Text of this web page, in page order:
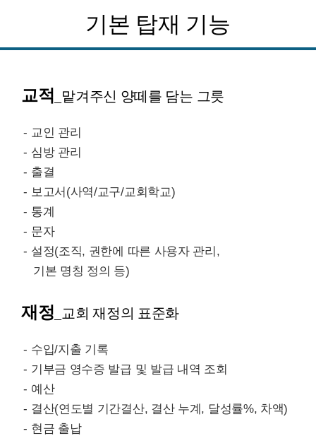
기본 탑재 기능
교적 _맡겨주신 양떼를 담는 그릇
- 교인 관리
- 심방 관리
- 출결
- 보고서(사역/교구/교회학교)
- 통계
- 문자
- 설정(조직, 권한에 따른 사용자 관리,
기본 명칭 정의 등)
재정 _교회 재정의 표준화
- 수입/지출 기록
- 기부금 영수증 발급 및 발급 내역 조회
- 예산
- 결산(연도별 기간결산, 결산 누계, 달성률%, 차액)
- 현금 출납